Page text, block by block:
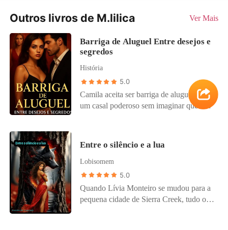
Outros livros de M.lilica Ver Mais
Barriga de Aluguel Entre desejos e
segredos
História
5.0
Camila aceita ser barriga de aluguel para
um casal poderoso sem imaginar que sua
profundamente com Ricardo - o homem
que deveria ser apenas o pai do bebê.
Enquanto o amor proibido cresce,
Beatriz, a esposa, mergulha numa espiral
de ciúme e desequilíbrio que ameaça
destruir tudo: o bebê, Camila... e o
Entre o silêncio e a lua
Lobisomem
5.0
Quando Lívia Monteiro se mudou para a
pequena cidade de Sierra Creek, tudo o